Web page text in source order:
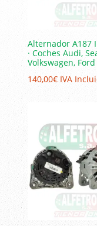
Alternador A187
· Coches Audi,
Volkswagen, Ford
140,00€ IVA